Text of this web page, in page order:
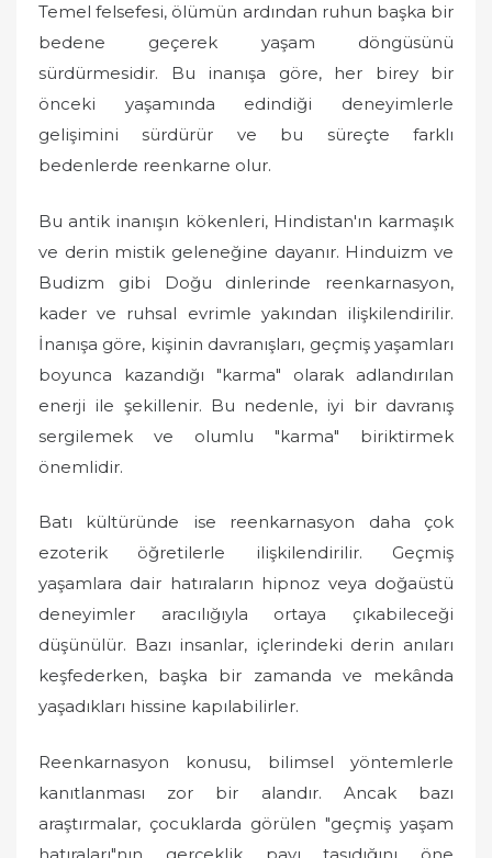
Temel felsefesi, ölümün ardından ruhun başka bir
bedene geçerek yaşam döngüsünü
sürdürmesidir. Bu inanışa göre, her birey bir
önceki yaşamında edindiği deneyimlerle
gelişimini sürdürür ve bu süreçte farklı
bedenlerde reenkarne olur.
Bu antik inanışın kökenleri, Hindistan'ın karmaşık
ve derin mistik geleneğine dayanır. Hinduizm ve
Budizm gibi Doğu dinlerinde reenkarnasyon,
kader ve ruhsal evrimle yakından ilişkilendirilir.
İnanışa göre, kişinin davranışları, geçmiş yaşamları
boyunca kazandığı "karma" olarak adlandırılan
enerji ile şekillenir. Bu nedenle, iyi bir davranış
sergilemek ve olumlu "karma" biriktirmek
önemlidir.
Batı kültüründe ise reenkarnasyon daha çok
ezoterik öğretilerle ilişkilendirilir. Geçmiş
yaşamlara dair hatıraların hipnoz veya doğaüstü
deneyimler aracılığıyla ortaya çıkabileceği
düşünülür. Bazı insanlar, içlerindeki derin anıları
keşfederken, başka bir zamanda ve mekânda
yaşadıkları hissine kapılabilirler.
Reenkarnasyon konusu, bilimsel yöntemlerle
kanıtlanması zor bir alandır. Ancak bazı
araştırmalar, çocuklarda görülen "geçmiş yaşam
hatıraları"nın gerçeklik payı taşıdığını öne